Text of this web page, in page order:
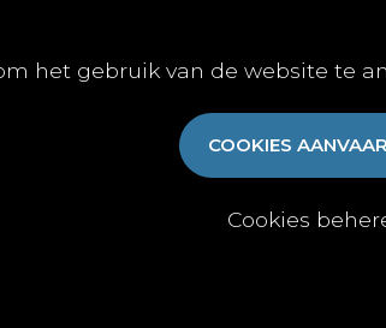
het gebruik van de website te
COOKIES
Cookies
Online
Gratis-downloads
Vacature